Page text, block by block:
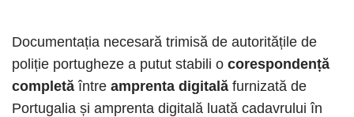
Documentația necesară trimisă de autoritățile de
poliție portugheze a putut stabili o corespondență
completăîntre amprenta digitală furnizată de
Portugalia și amprenta digitală luată cadavrului în